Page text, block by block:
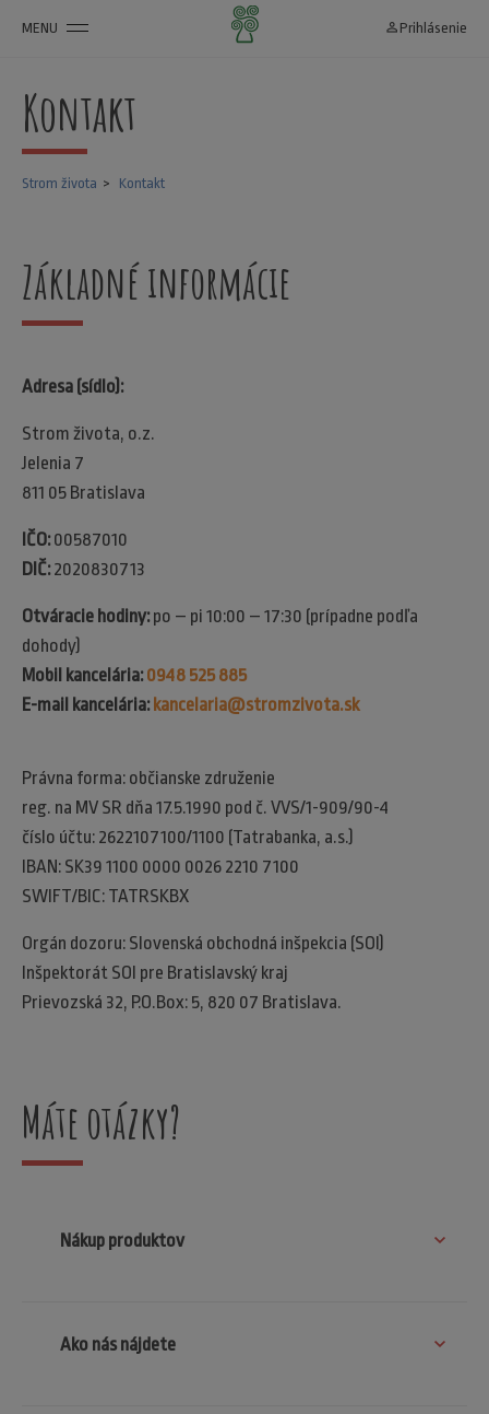
MENU person_outline Prihlásenie
Kontakt
Strom života Kontakt
Základné informácie
Adresa (sídlo):
Strom života, o.z.
Jelenia 7
811 05 Bratislava
IČO:00587010
DIČ:2020830713
Otváracie hodiny:po – pi 10:00 – 17:30 (prípadne podľa
dohody)
Mobil kancelária:0948 525 885
E-mail kancelária:kancelaria@stromzivota.sk
Právna forma: občianske združenie
reg. na MV SR dňa 17.5.1990 pod č. VVS/1-909/90-4
číslo účtu: 2622107100/1100 (Tatrabanka, a.s.)
IBAN: SK39 1100 0000 0026 2210 7100
SWIFT/BIC: TATRSKBX
Orgán dozoru: Slovenská obchodná inšpekcia (SOI)​
Inšpektorát SOI pre Bratislavský kraj​
Prievozská 32, P.O.Box: 5, 820 07 Bratislava.
Máte otázky?
Nákup produktov
Ako nás nájdete